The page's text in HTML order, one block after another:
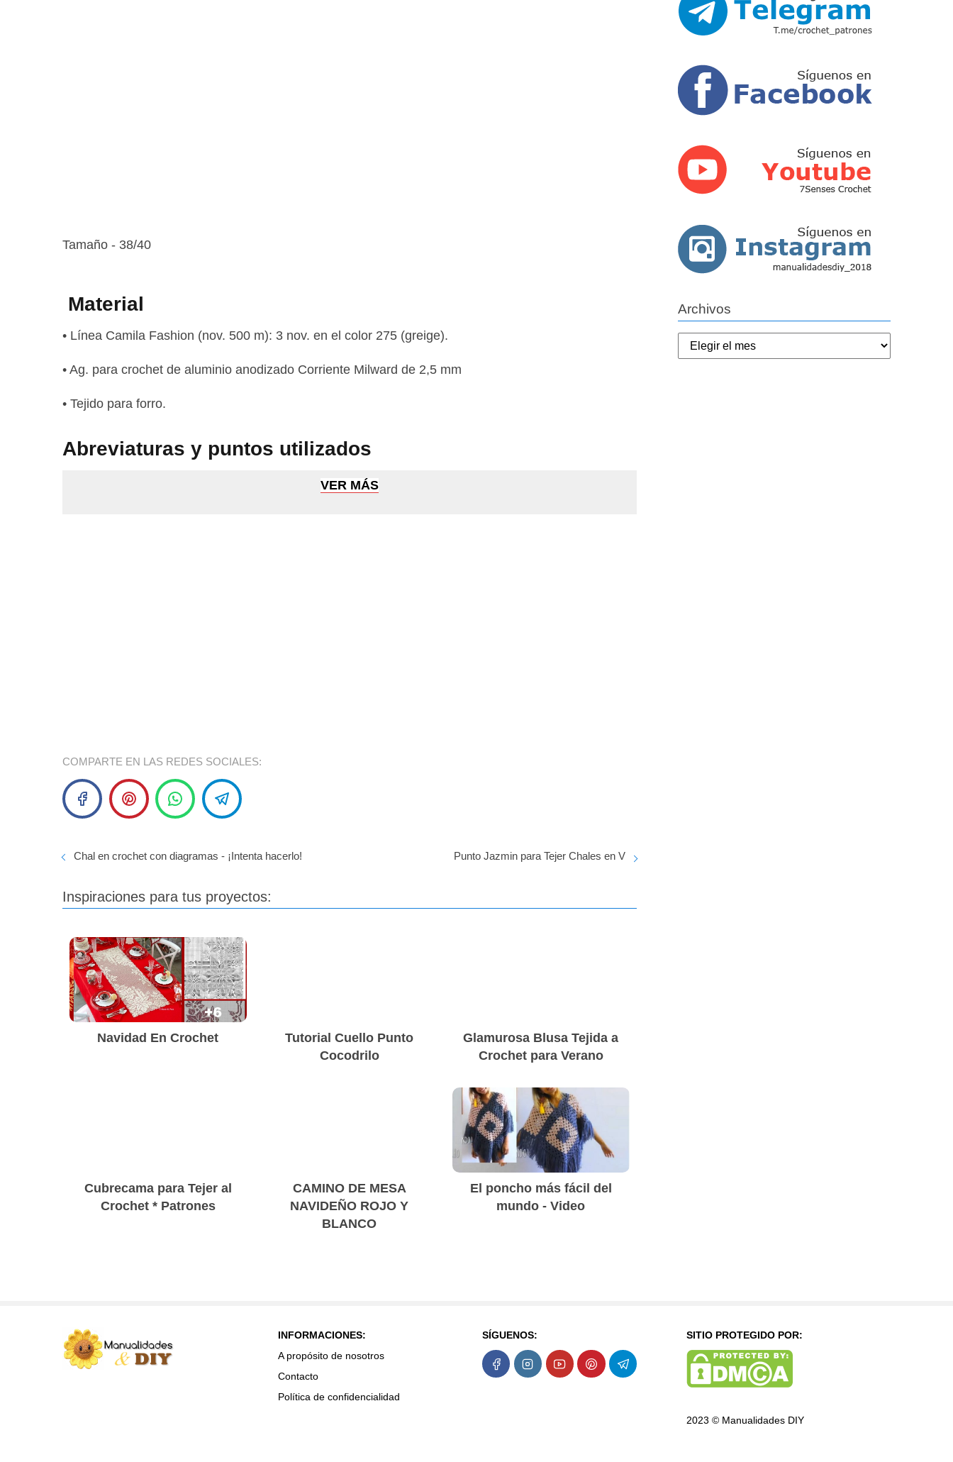
Tamaño - 38/40
Material
• Línea Camila Fashion (nov. 500 m): 3 nov. en el color 275 (greige).
• Ag. para crochet de aluminio anodizado Corriente Milward de 2,5 mm
• Tejido para forro.
Abreviaturas y puntos utilizados
VER MÁS
COMPARTE EN LAS REDES SOCIALES:
Chal en crochet con diagramas - ¡Intenta hacerlo! Punto Jazmin para Tejer Chales en V
Inspiraciones para tus proyectos:
Navidad En Crochet
Tutorial Cuello Punto
Cocodrilo
Glamurosa Blusa Tejida a
Crochet para Verano
Cubrecama para Tejer al
Crochet * Patrones
CAMINO DE MESA
NAVIDEÑO ROJO Y
BLANCO
El poncho más fácil del
mundo - Video
Archivos
INFORMACIONES:
A propósito de nosotros
Contacto
Política de confidencialidad
SÍGUENOS: SITIO PROTEGIDO POR:
2023 © Manualidades DIY